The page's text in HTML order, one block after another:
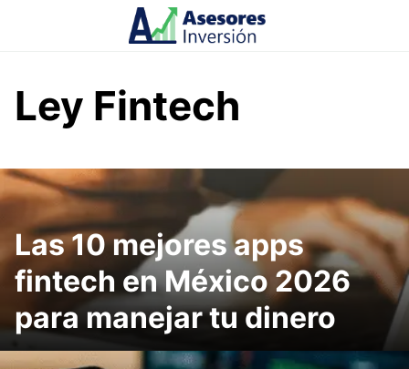
Ley Fintech
Las 10 mejores apps
fintech en México 2026
para manejar tu dinero